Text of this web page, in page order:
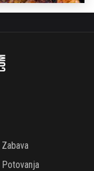
Zabava
Potovanja